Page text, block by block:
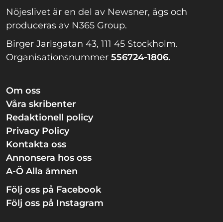
Nöjeslivet är en del av Newsner, ägs och
produceras av N365 Group.
Birger Jarlsgatan 43, 111 45 Stockholm.
Organisationsnummer 556724-1806.
Om oss
Våra skribenter
Redaktionell policy
Privacy Policy
Kontakta oss
Annonsera hos oss
A-Ö Alla ämnen
Följ oss på Facebook
Följ oss på Instagram